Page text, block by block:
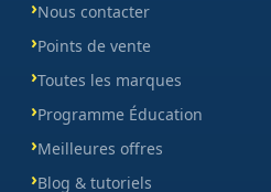
Nous contacter
Points de vente
Toutes les marques
Programme Éducation
Meilleures offres
Blog & tutoriels